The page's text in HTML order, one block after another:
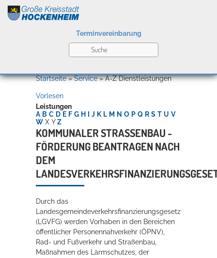
Kultur
Bildung
Wirtschaft
Rathaus
Terminvereinbarung
Willkommen in Hockenheim
Startseite»Service»A-Z Dienstleistungen
Vorlesen
Leistungen
A B C D E F G H J K L M N O P Q R S T U V
W X Y Z
KOMMUNALER STRASSENBAU - F
ÖRDERUNG BEANTRAGEN NACH D
EM L
Durch das
Landesgemeindeverkehrsfinanzierungsgesetz
(LGVFG) werden Vorhaben in den Bereichen
öffentlicher Personennahverkehr (ÖPNV),
Rad- und Fußverkehr und Straßenbau,
Maßnahmen des Lärmschutzes, der